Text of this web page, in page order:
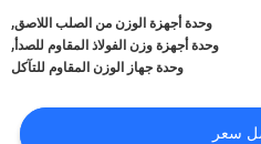
وحدة أجهزة الوزن من الصلب اللاصق,
وحدة أجهزة وزن الفولاذ المقاوم للصدأ ,
وحدة جهاز الوزن المقاوم للتآكل
سعر